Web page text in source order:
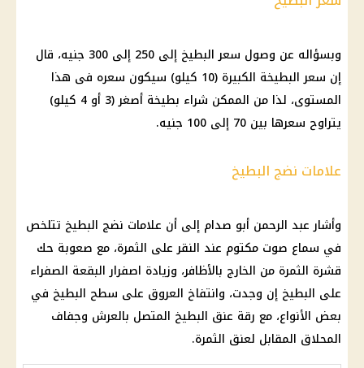
وبسؤاله عن وصول سعر البطيخ إلى 250 إلى 300 جنيه، قال
إن سعر البطيخة الكبيرة (10 كيلو) سيكون سعره فى هذا
المستوى، لذا من الممكن شراء بطيخة أصغر (3 أو 4 كيلو)
يتراوح سعرها بين 70 إلى 100 جنيه.
علامات نضج البطيخ
وأشار عبد الرحمن أبو صدام إلى أن علامات نضج البطيخ تتلخص
في سماع صوت مكتوم عند النقر على الثمرة، مع صعوبة حك
قشرة الثمرة من الخارج بالأظافر، وزيادة اصفرار البقعة الصفراء
على البطيخ إن وجدت، وانتفاخ العروق على سطح البطيخ في
بعض الأنواع، مع رقة عنق البطيخ المتصل بالعرش وجفاف
المحلاق المقابل لعنق الثمرة.